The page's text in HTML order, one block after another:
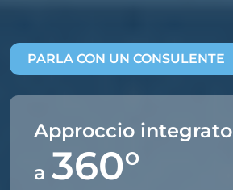
PARLA CON UN CONSULENTE
Approccio integrato
a 360°